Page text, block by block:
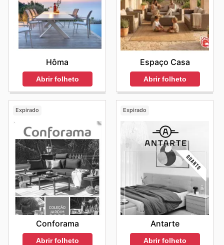
Hôma
Abrir folheto
Espaço Casa
Abrir folheto
Expirado
Conforama
Abrir folheto
Expirado
Antarte
Abrir folheto